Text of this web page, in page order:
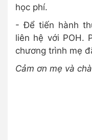
học phí.
- Để tiến hành
liên hệ với POH.
chương trình mẹ
Cảm ơn mẹ và